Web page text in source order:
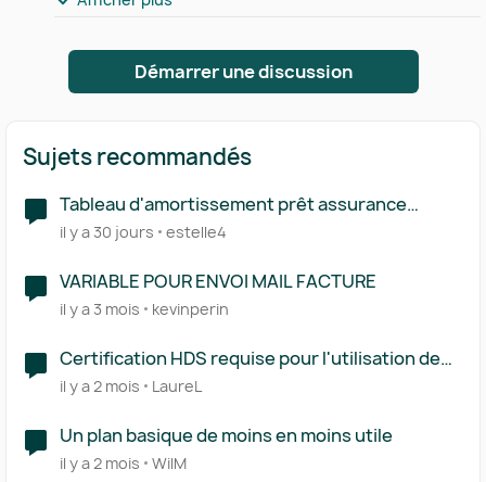
Démarrer une discussion
Sujets recommandés
Tableau d'amortissement prêt assurance
variable
il y a 30 jours estelle4
VARIABLE POUR ENVOI MAIL FACTURE
il y a 3 mois kevinperin
Certification HDS requise pour l'utilisation de
Pennylane comme PA dans le secteur de la
santé ?
il y a 2 mois LaureL
Un plan basique de moins en moins utile
il y a 2 mois WilM